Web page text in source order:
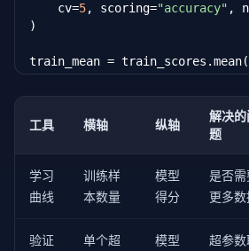
    print(
"\n诊断: 拟合良好")
    cv=
5, scoring="accuracy" ,
)
train_mean =
val_mean =
"=== 验证曲线：max_depth
print(
f"{'max_depth':<12} {'训
best_depth =
gap = train_mean[i] -
工具 横轴 纵轴
解决的
题
学习
曲线
训练样
本数量
模型
得分
是否需
更多数
验证
单个超
模型
超参数